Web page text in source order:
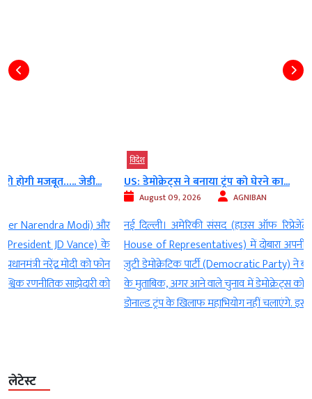
US: डेमोक्रेट्स ने बनाया ट्रंप को घेरने का...
AGNIBAN
नई दिल्ली। अमेरिकी संसद (हाउस ऑफ रिप्रेजेंटेटिव्स) (US Congress -
House of Representatives) में दोबारा अपनी सरकार बनाने की उम्मीद में
जुटी डेमोक्रेटिक पार्टी (Democratic Party) ने बड़ा प्लान बनाया है. पार्टी सूत्रों
के मुताबिक, अगर आने वाले चुनाव में डेमोक्रेट्स को जीत मिलती है, तो वो राष्ट्रपति
डोनाल्ड ट्रंप के खिलाफ महाभियोग नहीं चलाएंगे. इसके […]
लेटेस्ट